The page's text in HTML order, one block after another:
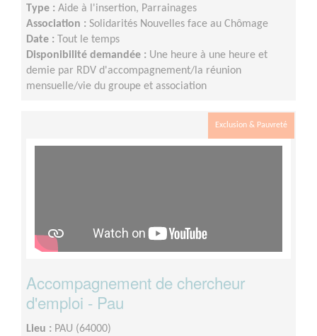
Type : Aide à l'insertion, Parrainages
Association : Solidarités Nouvelles face au Chômage
Date :
Tout le temps
Disponibilité demandée : Une heure à une heure et
demie par RDV d'accompagnement/la réunion
mensuelle/vie du groupe et association
Exclusion & Pauvreté
Accompagnement de chercheur
d'emploi - Pau
Lieu : PAU (64000)